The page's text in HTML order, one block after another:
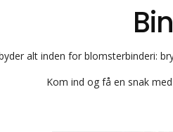
alt inden for blomsterbinderi:
​Kom ind og få en snak